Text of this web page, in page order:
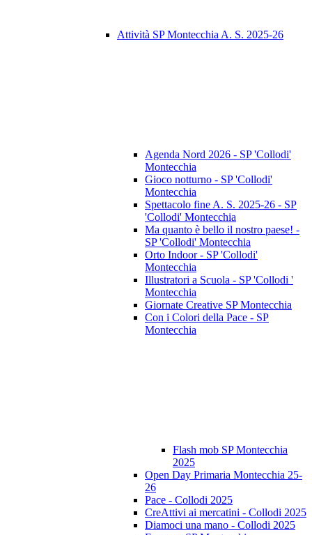
Attività SP Montecchia A. S. 2025-26
Agenda Nord 2026 - SP 'Collodi'
Montecchia
Gioco notturno - SP 'Collodi'
Montecchia
Spettacolo fine A. S. 2025-26 - SP
'Collodi' Montecchia
Ma quanto è bello il nostro paese! -
SP 'Collodi' Montecchia
Orto Indoor - SP 'Collodi'
Montecchia
Illustratori a Scuola - SP 'Collodi '
Montecchia
Giornate Creative SP Montecchia
Con i Colori della Pace - SP
Montecchia
Flash mob SP Montecchia
2025
Open Day Primaria Montecchia 25-
26
Pace - Collodi 2025
CreAttivi ai mercatini - Collodi 2025
Diamoci una mano - Collodi 2025